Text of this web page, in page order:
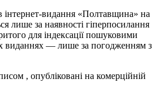
інтернет-видання «Полтавщина» на
лише за наявності гіперпосилання
для індексації пошуковими
виданнях — лише за погодженням з
, опубліковані на комерційній